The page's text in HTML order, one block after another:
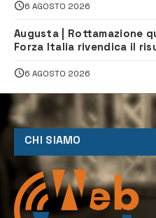
6 AGOSTO 2026
Augusta | Rottamazione
Forza Italia rivendica il
6 AGOSTO 2026
CHI SIAMO